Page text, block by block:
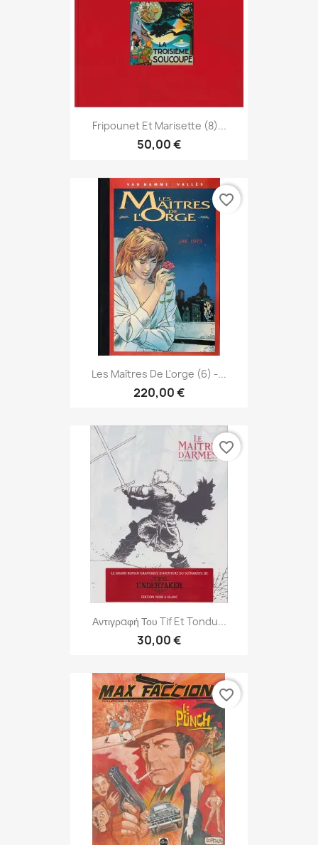
Fripounet Et Marisette (8)...
50,00 €
Les Maîtres De L'orge (6) -...
220,00 €
favorite_border
Αντιγραφή Του Tif Et Tondu...
30,00 €
favorite_border
favorite_border